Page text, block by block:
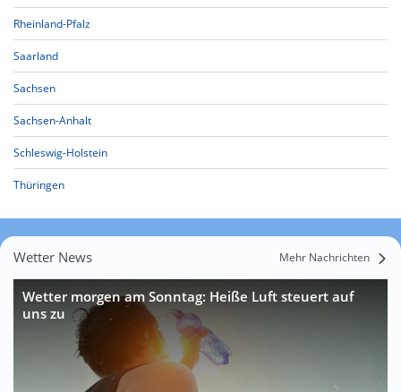
Rheinland-Pfalz
Saarland
Sachsen
Sachsen-Anhalt
Schleswig-Holstein
Thüringen
Wetter News Mehr Nachrichten
Wetter morgen am Sonntag: Heiße Luft steuert auf
uns zu